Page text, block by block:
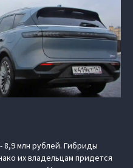
8,9 млн рублей. Гибриды
их владельцам придется